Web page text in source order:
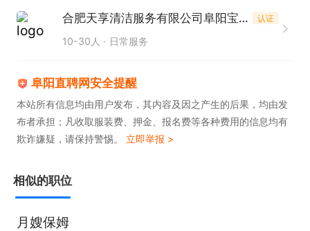
合肥天享清洁服务有限公司阜阳宝龙分公司 认证
10-30人 日常服务
阜阳直聘网安全提醒
本站所有信息均由用户发布，其内容及因之产生的后果，均由发
布者承担；凡收取服装费、押金、报名费等各种费用的信息均有
欺诈嫌疑，请保持警惕。 立即举报 >
相似的职位
月嫂保姆